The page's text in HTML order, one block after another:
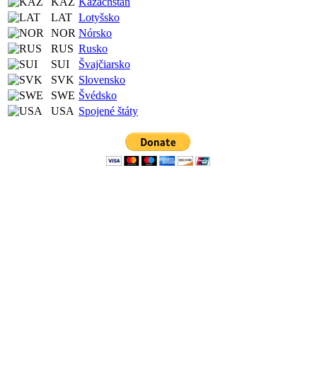
LAT Lotyšsko
NOR Nórsko
RUS Rusko
SUI
Švajčiarsko
SVK Slovensko
SWE Švédsko
USA Spojené štáty